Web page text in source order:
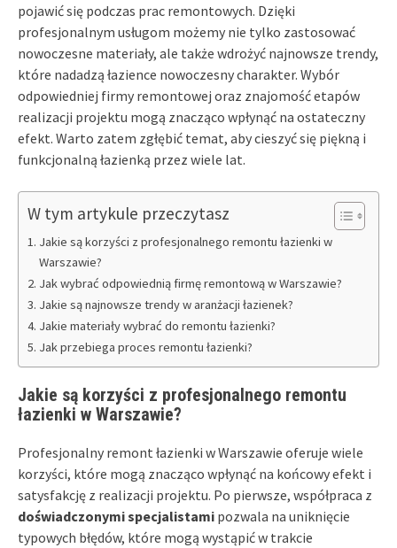
pojawić się podczas prac remontowych. Dzięki
profesjonalnym usługom możemy nie tylko zastosować
nowoczesne materiały, ale także wdrożyć najnowsze trendy,
które nadadzą łazience nowoczesny charakter. Wybór
odpowiedniej firmy remontowej oraz znajomość etapów
realizacji projektu mogą znacząco wpłynąć na ostateczny
efekt. Warto zatem zgłębić temat, aby cieszyć się piękną i
funkcjonalną łazienką przez wiele lat.
W tym artykule przeczytasz
Jakie są korzyści z profesjonalnego remontu łazienki w
Warszawie?
Jak wybrać odpowiednią firmę remontową w Warszawie?
Jakie są najnowsze trendy w aranżacji łazienek?
Jakie materiały wybrać do remontu łazienki?
Jak przebiega proces remontu łazienki?
Jakie są korzyści z profesjonalnego remontu
łazienki w Warszawie?
Profesjonalny remont łazienki w Warszawie oferuje wiele
korzyści, które mogą znacząco wpłynąć na końcowy efekt i
satysfakcję z realizacji projektu. Po pierwsze, współpraca z
doświadczonymi specjalistami pozwala na uniknięcie
typowych błędów, które mogą wystąpić w trakcie